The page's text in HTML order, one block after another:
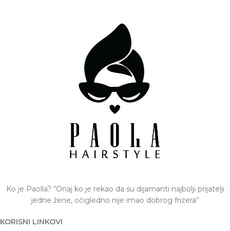
Ko je Paolla? “Onaj ko je rekao da su dijamanti najbolji prijatelji
jedne žene, očigledno nije imao dobrog frizera”
KORISNI LINKOVI